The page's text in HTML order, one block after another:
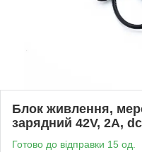
Блок живлення,
зарядний 42V, 2A,
Готово до відправки 15 од.